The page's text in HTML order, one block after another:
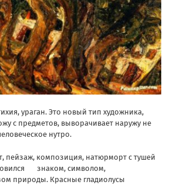
ураган. Это новый тип художника,
с предметов, выворачивает наружу не
нутро.
пейзаж, композиция, натюрморт с тушей
знаком, символом,
природы. Красные гладиолусы